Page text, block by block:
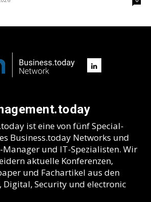
ist eine von fünf Special-
Business.today Networks und
Manager und IT-Spezialisten. Wir
aktuelle Konferenzen,
und Fachartikel aus den
Digital, Security und electronic